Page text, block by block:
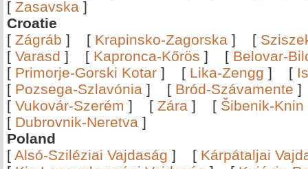
[ Zasavska ]
Croatie
[ Zágráb ] [ Krapinsko-Zagorska ] [
[ Varasd ] [ Kapronca-Kőrös ] [ Belovar-
[ Primorje-Gorski Kotar ] [ Lika-Zengg ] [
[ Pozsega-Szlavónia ] [ Bród-Szávamente
[ Vukovár-Szerém ] [ Zára ] [ Šibenik-Knin
[ Dubrovnik-Neretva ]
Poland
[ Alsó-Sziléziai Vajdaság ] [ Kárpátaljai